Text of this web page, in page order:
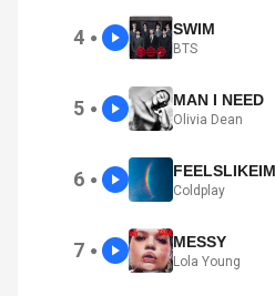
4 ● SWIM
BTS
5 ● MAN I NEED
Olivia Dean
6 ●
Coldplay
7 ● MESSY
Lola Young